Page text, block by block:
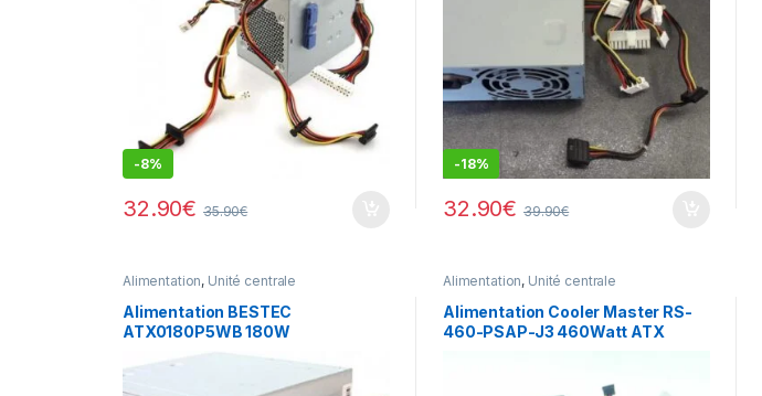
-8%
32.90€ 35.90€
-18%
32.90€ 39.90€
Alimentation, Unité centrale
Alimentation BESTEC
ATX0180P5WB 180W
Alimentation, Unité centrale
Alimentation Cooler Master RS-
460-PSAP-J3 460Watt ATX